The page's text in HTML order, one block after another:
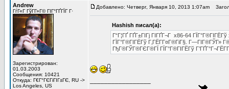
Andrew
ГѓГ«Г ГўГ­Г»Г© ГІГ°ГҐГЇГ Г·
Зарегистрирован:
01.03.2003
Сообщения: 10421
Откуда: Г€Г°ГЄГіГІГ±ГЄ, RU ->
Los Angeles, US
Добавлено: Четверг, Января 10, 2013 1:07am
Hashish писал(а):
Г“Г¦ГҐ ГҐГ±ГІГј ГІГҐГ¬Г x86-64
ГЇГ°Г®ГІГЁГў Г‚ГЁГ­Г¤Г®ГіГ§. Г—ГІГ®ГЎГ»
ГђГ®ГЎГ®ГЄГ®ГЇ ГЇГ°Г®ГІГЁГў